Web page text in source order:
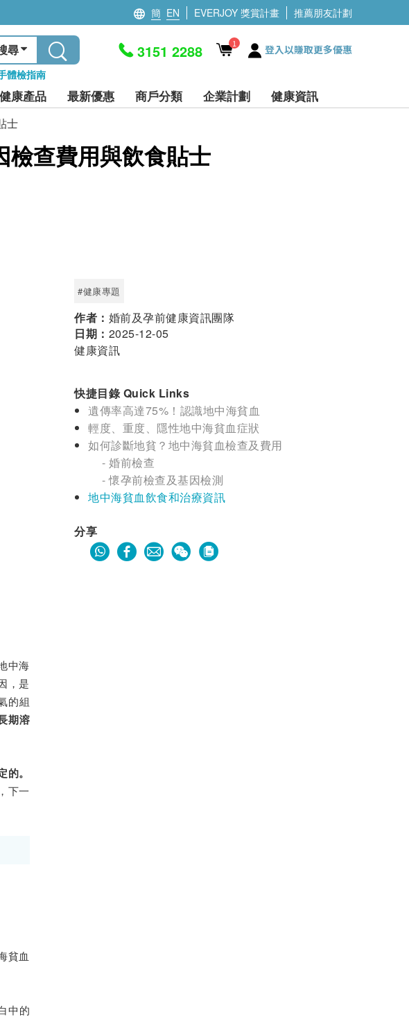
簡 EN EVERJOY 獎賞計畫 推薦朋友計劃
尋
體檢指南
3151 2288 1 登入以賺取更多優惠
健康產品 最新優惠 商戶分類 企業計劃 健康資訊
士
檢查費用與飲食貼士
#健康專題
作者： 婚前及孕前健康資訊團隊
日期： 2025-12-05
健康資訊
快捷目錄 Quick Links
遺傳率高達75%！認識地中海貧血
輕度、重度、隱性地中海貧血症狀
如何診斷地貧？地中海貧血檢查及費用
- 婚前檢查
- 懷孕前檢查及基因檢測
地中海貧血飲食和治療資訊
分享
中海
，是
的組
期溶
。
下一
貧血
中的